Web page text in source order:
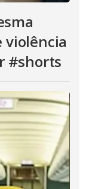
violência
#shorts